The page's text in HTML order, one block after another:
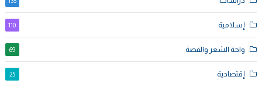
إسلامية 110
واحة الشعر والقصة 69
إقتصادية 25